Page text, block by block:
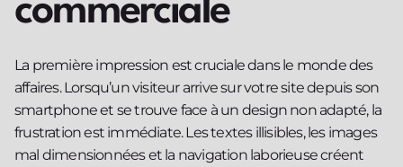
commerciale
La première impression est cruciale dans le monde des
affaires. Lorsqu’un visiteur arrive sur votre site depuis son
smartphone et se trouve face à un design non adapté, la
frustration est immédiate. Les textes illisibles, les images
mal dimensionnées et la navigation laborieuse créent